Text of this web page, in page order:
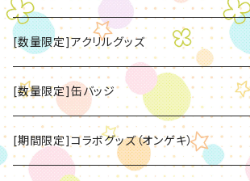
[数量限定]アクリルグッズ
[数量限定]缶バッジ
[期間限定]コラボグッズ（オンゲキ）